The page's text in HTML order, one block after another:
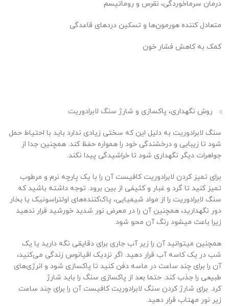
درمان سرماخوردگی، نقرس و روماتیسم
متعادل کننده هورمون‌ها و تسکین دردهای قاعدگی
کمک به کاهش فشار خون
روش نگهداری، پاکسازی و شارژ سنگ لابرادوریت
سنگ لابرادوریت به دلیل این که سختی زیادی ندارد باید با احتیاط حمل
شود تا زیبایی و درخشندگی خود را همواره حفظ کند. همچنین جدا از
جواهرات دیگر نگهداری شود تا خراشیدگی پیدا نکند.
برای تمیز کردن لابرادوریت کافیست آن را با یک پارچه نرم و مرطوب
تمیز کنید تا گرد و غبار و کثیفی از بین برود. توجه داشته باشید که
سنگ لابرادوریت را از مواد شیمیایی، پاک‌کننده‌های اولتراسونیک یا بخار
دور نگهدارید، همچنین آن را در معرض نور شدید خورشید قرار ندهید
زیرا باعث میشود رنگ آن محو شود.
همچنین میتوانید آن را زیر آب جاری برای دقایقی نگه دارید یا یک
شب در یک کاسه آب قرار دهید. اگر نزدیک اقیانوس زندگی می‌کنید،
آن را برای چند ساعت در ماسه دفن کنید تا پاکسازی شود و انرژی‌های
طبیعی را جذب کند. حتما بعد از پاکسازی سنگ را باید شارژ
کرد. برای شارژ کردن سنگ لابرادوریت کافیست آن را برای چند ساعت
زیر نور مهتاب قرار دهید.